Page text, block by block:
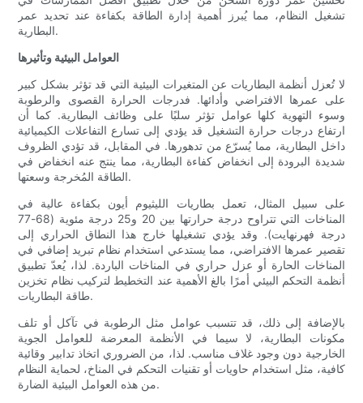
تشغيل النظام، مما يُبرز أهمية إدارة الطاقة بكفاءة عند تحديد عمر
البطارية.
العوامل البيئية وتأثيرها
لا تُعزل أنظمة البطاريات عن المتغيرات البيئية التي قد تؤثر بشكل كبير
على عمرها الافتراضي وأدائها. فدرجات الحرارة القصوى والرطوبة
وسوء التهوية كلها عوامل تؤثر سلبًا على وظائف البطارية. كما أن
ارتفاع درجات حرارة التشغيل قد يؤدي إلى تسارع التفاعلات الكيميائية
داخل البطارية، مما يُسرّع من تدهورها. في المقابل، قد تؤدي الظروف
شديدة البرودة إلى انخفاض كفاءة البطارية، مما ينتج عنه انخفاض في
الطاقة المُخرجة وسعتها.
على سبيل المثال، تعمل بطاريات الليثيوم أيون بكفاءة عالية في
المناخات التي تتراوح درجة حرارتها بين 20 و25 درجة مئوية (68-77
درجة فهرنهايت). وقد يؤدي تشغيلها خارج هذا النطاق الحراري إلى
تقصير عمرها الافتراضي، مما يستدعي استخدام نظام تبريد إضافي في
المناخات الحارة أو عزل حراري في المناخات الباردة. لذا، يُعدّ تطبيق
أنظمة التحكم البيئي أمرًا بالغ الأهمية عند التخطيط لتركيب نظام تخزين
طاقة البطاريات.
بالإضافة إلى ذلك، قد تتسبب عوامل مثل الرطوبة في تآكل أو تلف
مكونات البطارية، لا سيما في الأنظمة المعرضة للعوامل الجوية
الخارجية دون وجود غلاف مناسب. لذا، من الضروري اتخاذ تدابير وقائية
كافية، مثل استخدام حاويات أو تقنيات التحكم في المناخ، لحماية النظام
من هذه العوامل البيئية الضارة.